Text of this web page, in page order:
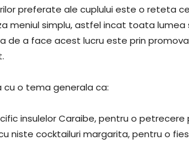
preferate ale cuplului este o reteta
meniul simplu, astfel incat toata lumea
de a face acest lucru este prin
o tema generala ca:
insulelor Caraibe, pentru o petrecere
niste cocktailuri margarita, pentru o